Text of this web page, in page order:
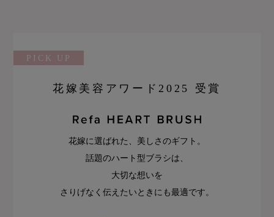
PICK UP
花嫁美容アワード2025 受賞
花嫁に選ばれた、美しさのギフト。
話題のハート型ブラシは、
大切な想いを
さりげなく伝えたいときにも最適です。